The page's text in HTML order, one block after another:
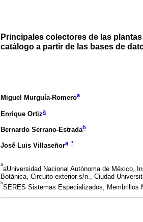
Principales colectores de las
catálogo a partir de las bases de
Miguel Murguía-Romeroa
Enrique Ortiza
Bernardo Serrano-Estradab
José Luis Villaseñora *
a
aUniversidad Nacional Autónoma de México,
Botánica, Circuito exterior s/n., Ciudad
b
SERES Sistemas Especializados, Membrillos